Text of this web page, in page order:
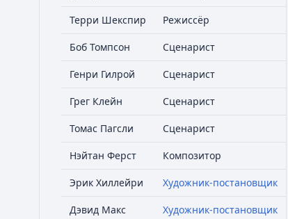
Терри Шекспир Режиссёр
Боб Томпсон Сценарист
Генри Гилрой Сценарист
Грег Клейн Сценарист
Томас Пагсли Сценарист
Нэйтан Ферст Композитор
Эрик Хиллейри Художник-постановщик
Дэвид Макс Художник-постановщик